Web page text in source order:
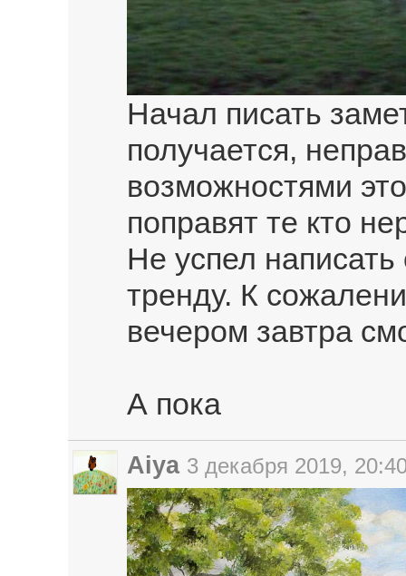
Начал писать
получается,
возможностями
поправят те кто
Не успел
тренду. К
вечером завтра
А пока
Aiya 3 декабря 2019,